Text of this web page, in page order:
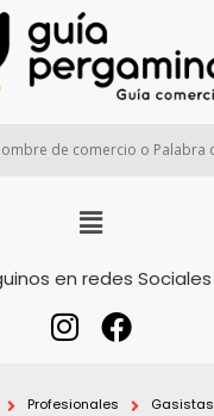
en redes Sociales
Profesionales
Gasistas